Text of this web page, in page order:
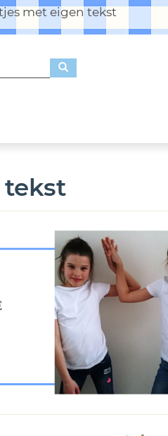
met eigen tekst
tekst